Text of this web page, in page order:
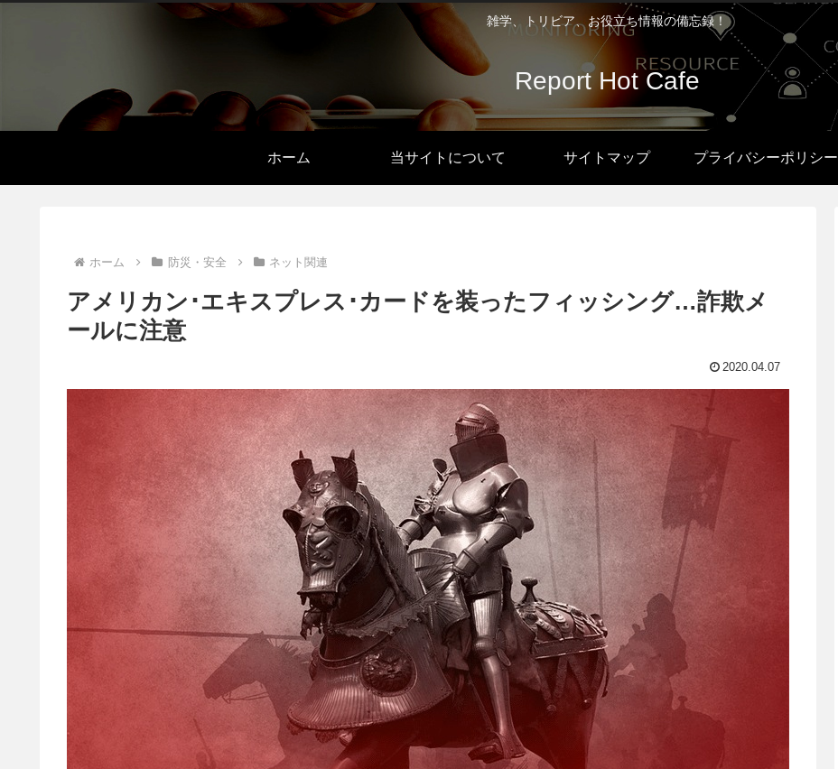
雑学、トリビア、お役立ち情報の備忘録！
Report Hot Cafe
ホーム 当サイトについて サイトマップ プライバシーポリシー
ホーム 防災・安全 ネット関連
アメリカン･エキスプレス･カードを装ったフィッシング…詐欺メ
ールに注意
2020.04.07